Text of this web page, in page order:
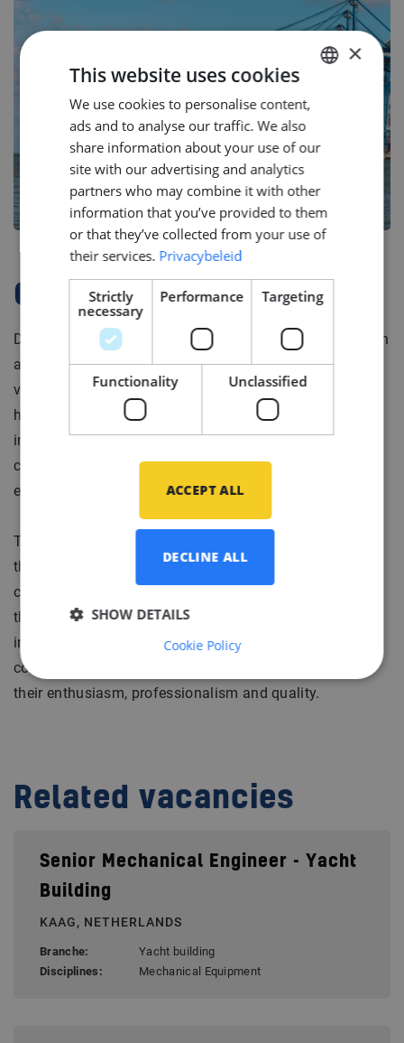
Company Profile
Deze moderne toeleverancier levert complexe onderdelen
aan de megajachtbouw. Zij combineert traditioneel
vakmanschap met de nieuwste technologieën. Ze
hebben de teams verdeeld in engineering en productie,
inbouw en service. Ervaren mensen werken samen met
collega’s in opleiding. De teams kenmerken zich door
enthousiasme, vakmanschap en kwaliteit.
This modern complex supplier delivers complex parts to
the mega yachting industry. It combines traditional
craftsmanship with the latest technologies. They have
the teams divided into engineering and manufacturing,
installation and service. Experienced people work with
colleagues in training. The teams are characterized by
their enthusiasm, professionalism and quality.
Related vacancies
Senior Mechanical Engineer - Yacht
Building
KAAG, NETHERLANDS
Branche:
Yacht building
Disciplines:
Mechanical Equipment
DUTCH
×
This website uses cookies
We use cookies to personalise content,
ads and to analyse our traffic. We also
share information about your use of our
site with our advertising and analytics
partners who may combine it with other
information that you’ve provided to them
or that they’ve collected from your use of
their services. Privacybeleid
Strictly
necessary
Performance Targeting
Functionality Unclassified
ACCEPT ALL
DECLINE ALL
SHOW DETAILS
Cookie Policy